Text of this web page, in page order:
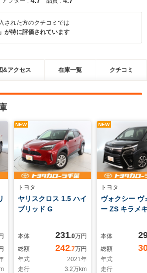
された方のクチコミでは
」が特に評価されています
&アクセス 在庫一覧 クチコミ
NEW
トヨタ
ヤリスクロス 1.5 ハイ
ブリッド G
本体 231.0万円
総額
242.7万円
年式
2021年
走行
3.2万km
NEW
トヨタ
ヴォクシー ヴ
ー ZS キラメ
本体
総額
年式
走行